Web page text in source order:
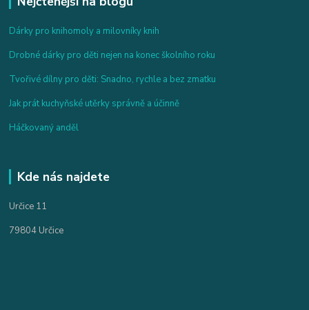
Dárky pro knihomoly a milovníky knih
Drobné dárky pro děti nejen na konec školního roku
Tvořivé dílny pro děti: Snadno, rychle a bez zmatku
Jak prát kuchyňské utěrky správně a účinně
Háčkovaný anděl
Kde nás najdete
Určice 11
79804 Určice